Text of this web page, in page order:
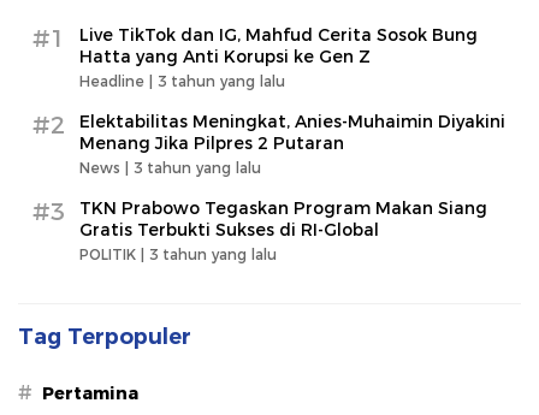
#1
Live TikTok dan IG, Mahfud Cerita Sosok Bung
Hatta yang Anti Korupsi ke Gen Z
Headline | 3 tahun yang lalu
#2
Elektabilitas Meningkat, Anies-Muhaimin Diyakini
Menang Jika Pilpres 2 Putaran
News | 3 tahun yang lalu
#3
TKN Prabowo Tegaskan Program Makan Siang
Gratis Terbukti Sukses di RI-Global
POLITIK | 3 tahun yang lalu
Tag Terpopuler
# Pertamina